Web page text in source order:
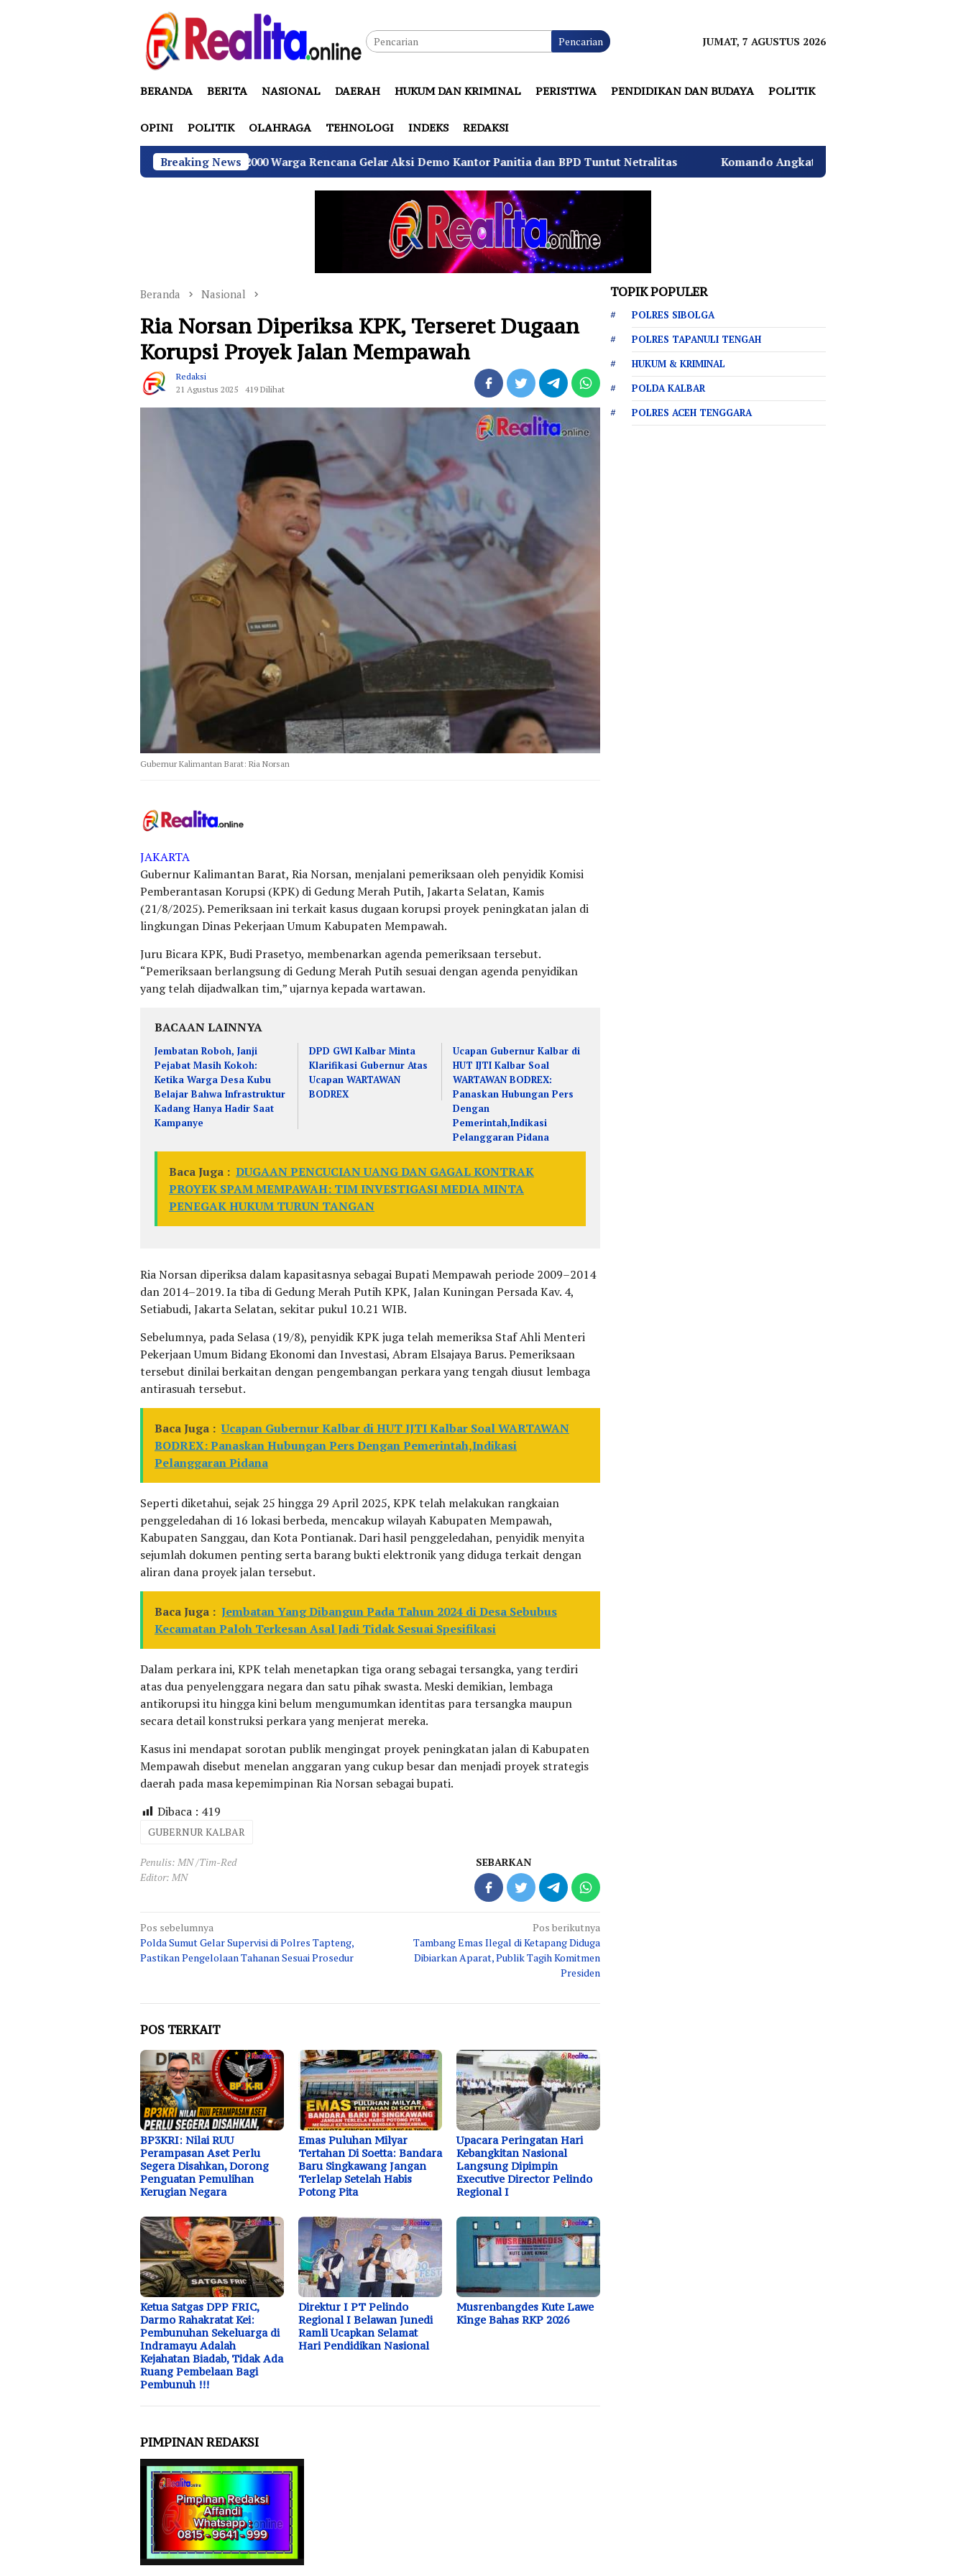
Pencarian JUMAT, 7 AGUSTUS 2026
BERANDA BERITA NASIONAL DAERAH HUKUM DAN KRIMINAL PERISTIWA PENDIDIKAN DAN BUDAYA POLITIK
OPINI POLITIK OLAHRAGA TEHNOLOGI INDEKS REDAKSI
Breaking News
Memanas, 2000 Warga Rencana Gelar Aksi Demo Kantor Panitia dan BPD Tuntut Netralitas Komando Angkatan Laut I Beri Warna Baru Ciptakan Lingkungan
Beranda Nasional
Ria Norsan Diperiksa KPK, Terseret Dugaan
Korupsi Proyek Jalan Mempawah
Redaksi
21 Agustus 2025
419 Dilihat
Gubernur Kalimantan Barat: Ria Norsan
JAKARTA
Gubernur Kalimantan Barat, Ria Norsan, menjalani pemeriksaan oleh penyidik Komisi
Pemberantasan Korupsi (KPK) di Gedung Merah Putih, Jakarta Selatan, Kamis
(21/8/2025). Pemeriksaan ini terkait kasus dugaan korupsi proyek peningkatan jalan di
lingkungan Dinas Pekerjaan Umum Kabupaten Mempawah.
Juru Bicara KPK, Budi Prasetyo, membenarkan agenda pemeriksaan tersebut.
“Pemeriksaan berlangsung di Gedung Merah Putih sesuai dengan agenda penyidikan
yang telah dijadwalkan tim,” ujarnya kepada wartawan.
BACAAN LAINNYA
Jembatan Roboh, Janji
Pejabat Masih Kokoh:
Ketika Warga Desa Kubu
Belajar Bahwa Infrastruktur
Kadang Hanya Hadir Saat
Kampanye
DPD GWI Kalbar Minta
Klarifikasi Gubernur Atas
Ucapan WARTAWAN
BODREX
Ucapan Gubernur Kalbar di
HUT IJTI Kalbar Soal
WARTAWAN BODREX:
Panaskan Hubungan Pers
Dengan
Pemerintah,Indikasi
Pelanggaran Pidana
Baca Juga : DUGAAN PENCUCIAN UANG DAN GAGAL KONTRAK
PROYEK SPAM MEMPAWAH: TIM INVESTIGASI MEDIA MINTA
PENEGAK HUKUM TURUN TANGAN
Ria Norsan diperiksa dalam kapasitasnya sebagai Bupati Mempawah periode 2009–2014
dan 2014–2019. Ia tiba di Gedung Merah Putih KPK, Jalan Kuningan Persada Kav. 4,
Setiabudi, Jakarta Selatan, sekitar pukul 10.21 WIB.
Sebelumnya, pada Selasa (19/8), penyidik KPK juga telah memeriksa Staf Ahli Menteri
Pekerjaan Umum Bidang Ekonomi dan Investasi, Abram Elsajaya Barus. Pemeriksaan
tersebut dinilai berkaitan dengan pengembangan perkara yang tengah diusut lembaga
antirasuah tersebut.
Baca Juga : Ucapan Gubernur Kalbar di HUT IJTI Kalbar Soal WARTAWAN
BODREX: Panaskan Hubungan Pers Dengan Pemerintah,Indikasi
Pelanggaran Pidana
Seperti diketahui, sejak 25 hingga 29 April 2025, KPK telah melakukan rangkaian
penggeledahan di 16 lokasi berbeda, mencakup wilayah Kabupaten Mempawah,
Kabupaten Sanggau, dan Kota Pontianak. Dari hasil penggeledahan, penyidik menyita
sejumlah dokumen penting serta barang bukti elektronik yang diduga terkait dengan
aliran dana proyek jalan tersebut.
Baca Juga : Jembatan Yang Dibangun Pada Tahun 2024 di Desa Sebubus
Kecamatan Paloh Terkesan Asal Jadi Tidak Sesuai Spesifikasi
Dalam perkara ini, KPK telah menetapkan tiga orang sebagai tersangka, yang terdiri
atas dua penyelenggara negara dan satu pihak swasta. Meski demikian, lembaga
antikorupsi itu hingga kini belum mengumumkan identitas para tersangka maupun
secara detail konstruksi perkara yang menjerat mereka.
Kasus ini mendapat sorotan publik mengingat proyek peningkatan jalan di Kabupaten
Mempawah disebut menelan anggaran yang cukup besar dan menjadi proyek strategis
daerah pada masa kepemimpinan Ria Norsan sebagai bupati.
Dibaca : 419
GUBERNUR KALBAR
Penulis: MN /Tim-Red
Editor: MN
SEBARKAN
Navigasi
pos
Pos sebelumnya
Polda Sumut Gelar Supervisi di Polres Tapteng,
Pastikan Pengelolaan Tahanan Sesuai Prosedur
Pos berikutnya
Tambang Emas Ilegal di Ketapang Diduga
Dibiarkan Aparat, Publik Tagih Komitmen
Presiden
POS TERKAIT
BP3KRI: Nilai RUU
Perampasan Aset Perlu
Segera Disahkan, Dorong
Penguatan Pemulihan
Kerugian Negara
Emas Puluhan Milyar
Tertahan Di Soetta: Bandara
Baru Singkawang Jangan
Terlelap Setelah Habis
Potong Pita
Upacara Peringatan Hari
Kebangkitan Nasional
Langsung Dipimpin
Executive Director Pelindo
Regional I
Ketua Satgas DPP FRIC,
Darmo Rahakratat Kei:
Pembunuhan Sekeluarga di
Indramayu Adalah
Kejahatan Biadab, Tidak Ada
Ruang Pembelaan Bagi
Pembunuh !!!
Direktur I PT Pelindo
Regional I Belawan Junedi
Ramli Ucapkan Selamat
Hari Pendidikan Nasional
Musrenbangdes Kute Lawe
Kinge Bahas RKP 2026
TOPIK POPULER
POLRES SIBOLGA
POLRES TAPANULI TENGAH
HUKUM & KRIMINAL
POLDA KALBAR
POLRES ACEH TENGGARA
PIMPINAN REDAKSI